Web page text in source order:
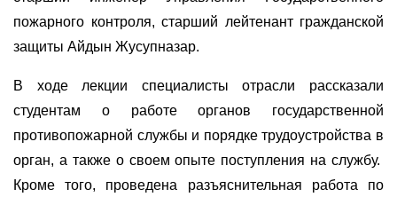
пожарного контроля, старший лейтенант гражданской
защиты Айдын Жусупназар.
В ходе лекции специалисты отрасли рассказали
студентам о работе органов государственной
противопожарной службы и порядке трудоустройства в
орган, а также о своем опыте поступления на службу.
Кроме того, проведена разъяснительная работа по